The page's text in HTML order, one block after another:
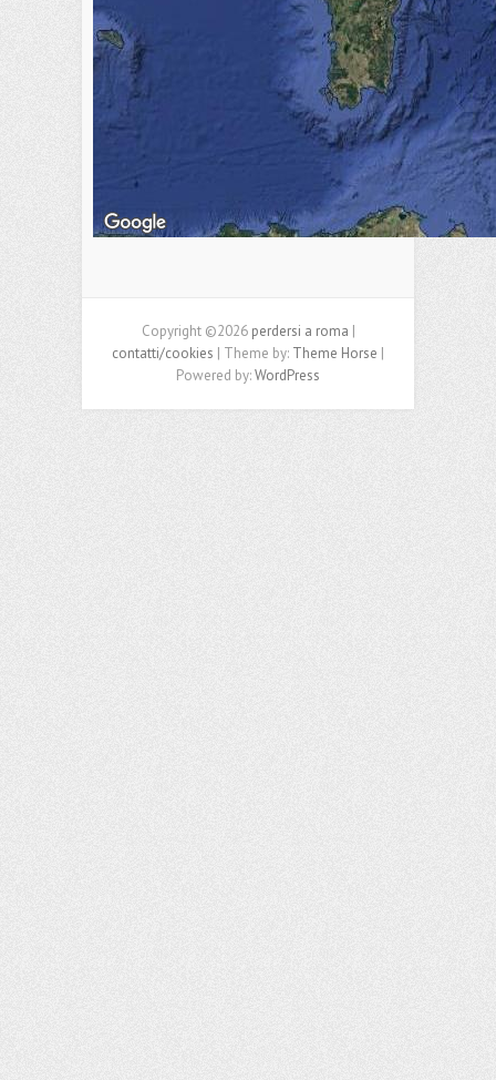
Copyright ©2026 perdersi a roma |
contatti/cookies | Theme by: Theme Horse |
Powered by:WordPress